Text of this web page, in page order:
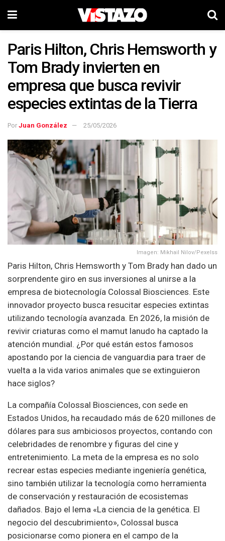
Paris Hilton, Chris Hemsworth y
Tom Brady invierten en
empresa que busca revivir
especies extintas de la Tierra
Por Juan González 25/05/2026
Imagen: Mikhail Nilov/Pexelss
Paris Hilton, Chris Hemsworth y Tom Brady han dado un
sorprendente giro en sus inversiones al unirse a la
empresa de biotecnología Colossal Biosciences. Este
innovador proyecto busca resucitar especies extintas
utilizando tecnología avanzada. En 2026, la misión de
revivir criaturas como el mamut lanudo ha captado la
atención mundial. ¿Por qué están estos famosos
apostando por la ciencia de vanguardia para traer de
vuelta a la vida varios animales que se extinguieron
hace siglos?
La compañía Colossal Biosciences, con sede en
Estados Unidos, ha recaudado más de 620 millones de
dólares para sus ambiciosos proyectos, contando con
celebridades de renombre y figuras del cine y
entretenimiento. La meta de la empresa es no solo
recrear estas especies mediante ingeniería genética,
sino también utilizar la tecnología como herramienta
de conservación y restauración de ecosistemas
dañados. Bajo el lema «La ciencia de la genética. El
negocio del descubrimiento», Colossal busca
posicionarse como pionera en el campo de la